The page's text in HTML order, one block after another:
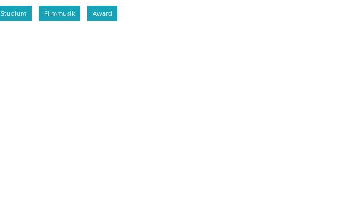
Studium Filmmusik Award